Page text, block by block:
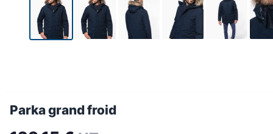
Parka grand froid